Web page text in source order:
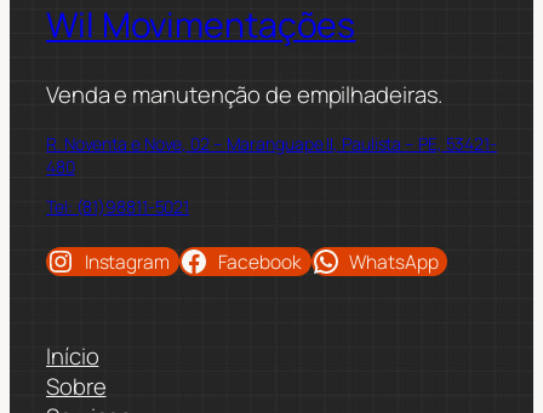
Wil Movimentações
Venda e manutenção de empilhadeiras.
R. Noventa e Nove, 02 – Maranguape II, Paulista – PE, 53421-
480
Tel: (81)98811-5021
Instagram Facebook WhatsApp
Início
Sobre